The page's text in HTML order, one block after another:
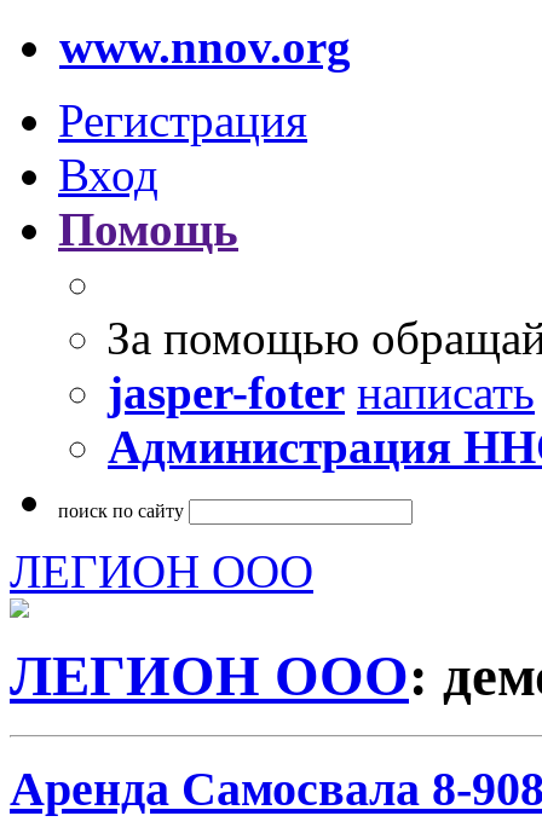
www.nnov.org
Регистрация
Вход
Помощь
За помощью
jasper-foter написать
Администрация
поиск по сайту
ЛЕГИОН ООО
ЛЕГИОН ООО:
Аренда Самосвала 8-